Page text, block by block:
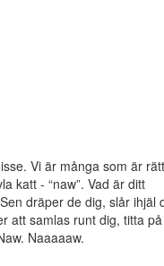
Vi är många som är rätt
katt - “naw”. Vad är ditt
dräper de dig, slår ihjäl
att samlas runt dig, titta på
Naaaaaw.